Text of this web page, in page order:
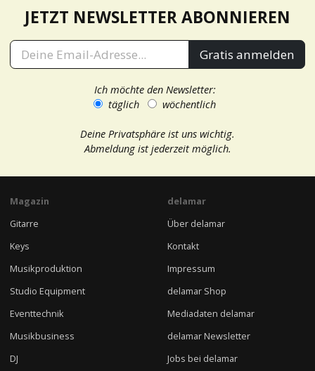
JETZT NEWSLETTER ABONNIEREN
Gratis anmelden
Ich möchte den Newsletter:
täglich
wöchentlich
Deine Privatsphäre ist uns wichtig.
Abmeldung ist jederzeit möglich.
Magazin
Gitarre
Keys
Musikproduktion
Studio Equipment
Eventtechnik
Musikbusiness
DJ
delamar
Über delamar
Kontakt
Impressum
delamar Shop
Mediadaten delamar
delamar Newsletter
Jobs bei delamar